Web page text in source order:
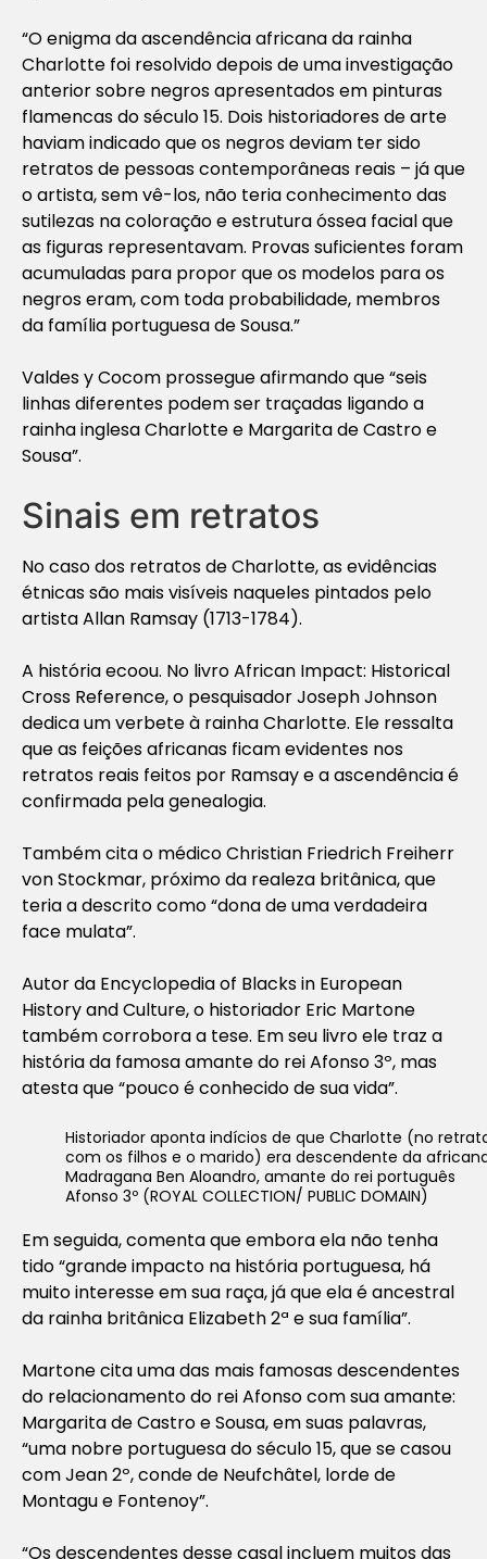
“O enigma da ascendência africana da rainha
Charlotte foi resolvido depois de uma investigação
anterior sobre negros apresentados em pinturas
flamencas do século 15. Dois historiadores de arte
haviam indicado que os negros deviam ter sido
retratos de pessoas contemporâneas reais – já que
o artista, sem vê-los, não teria conhecimento das
sutilezas na coloração e estrutura óssea facial que
as figuras representavam. Provas suficientes foram
acumuladas para propor que os modelos para os
negros eram, com toda probabilidade, membros
da família portuguesa de Sousa.”
Valdes y Cocom prossegue afirmando que “seis
linhas diferentes podem ser traçadas ligando a
rainha inglesa Charlotte e Margarita de Castro e
Sousa”.
Sinais em retratos
No caso dos retratos de Charlotte, as evidências
étnicas são mais visíveis naqueles pintados pelo
artista Allan Ramsay (1713-1784).
A história ecoou. No livro African Impact: Historical
Cross Reference, o pesquisador Joseph Johnson
dedica um verbete à rainha Charlotte. Ele ressalta
que as feições africanas ficam evidentes nos
retratos reais feitos por Ramsay e a ascendência é
confirmada pela genealogia.
Também cita o médico Christian Friedrich Freiherr
von Stockmar, próximo da realeza britânica, que
teria a descrito como “dona de uma verdadeira
face mulata”.
Autor da Encyclopedia of Blacks in European
History and Culture, o historiador Eric Martone
também corrobora a tese. Em seu livro ele traz a
história da famosa amante do rei Afonso 3º, mas
atesta que “pouco é conhecido de sua vida”.
Historiador aponta indícios de que Charlotte (no
com os filhos e o marido) era descendente da
Madragana Ben Aloandro, amante do rei português
Afonso 3º (ROYAL COLLECTION/ PUBLIC DOMAIN)
Em seguida, comenta que embora ela não tenha
tido “grande impacto na história portuguesa, há
muito interesse em sua raça, já que ela é ancestral
da rainha britânica Elizabeth 2ª e sua família”.
Martone cita uma das mais famosas descendentes
do relacionamento do rei Afonso com sua amante:
Margarita de Castro e Sousa, em suas palavras,
“uma nobre portuguesa do século 15, que se casou
com Jean 2º, conde de Neufchâtel, lorde de
Montagu e Fontenoy”.
“Os descendentes desse casal incluem muitos das